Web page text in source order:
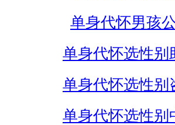
单身代怀男孩
单身代怀选性别
单身代怀选性别
单身代怀选性别